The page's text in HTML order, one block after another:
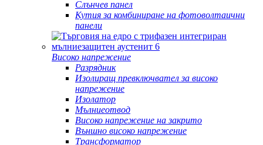
Слънчев панел
Кутия за комбиниране на фотоволтаични
панели
Високо напрежение
Разрядник
Изолиращ превключвател за високо
напрежение
Изолатор
Мълниеотвод
Високо напрежение на закрито
Външно високо напрежение
Трансформатор